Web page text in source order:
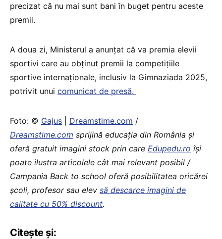
precizat că nu mai sunt bani în buget pentru aceste
premii.
A doua zi, Ministerul a anunțat că va premia elevii
sportivi care au obținut premii la competițiile
sportive internaționale, inclusiv la Gimnaziada 2025,
potrivit unui comunicat de presă.
Foto: © Gajus Dreamstime.com /
Dreamstime.com sprijină educaţia din România şi
oferă gratuit imagini stock prin care Edupedu.ro îşi
poate ilustra articolele cât mai relevant posibil /
Campania Back to school oferă posibilitatea oricărei
școli, profesor sau elev să descarce imagini de
calitate cu 50% discount.
Citește și: